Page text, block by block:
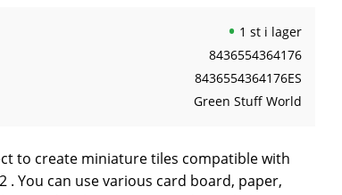
1 st i lager
8436554364176
8436554364176ES
Green Stuff World
to create miniature tiles compatible with
. You can use various card board, paper,